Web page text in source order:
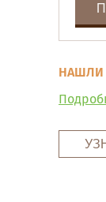
НАШЛИ